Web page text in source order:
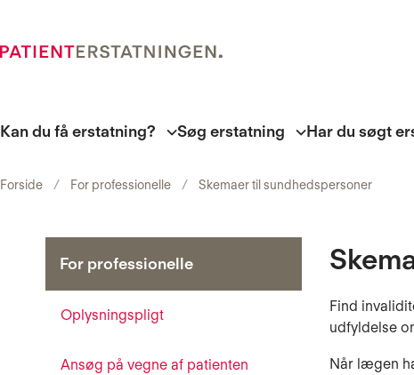
Kan du få erstatning? Søg erstatning Har du søgt
Forside For professionelle Skemaer til sundhedspersoner
For professionelle
Oplysningspligt
Ansøg på vegne af patienten
Find
udfyldelse
Når lægen